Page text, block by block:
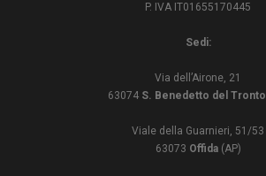
P. IVA IT01655170445
Sedi:
Via dell’Airone, 21
63074 S. Benedetto del Tronto
Viale della Guarnieri, 51/53
63073 Offida(AP)